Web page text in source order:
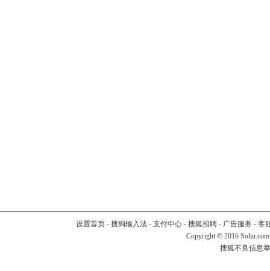
设置首页- 搜狗输入法- 支付中心- 搜狐招聘- 广告服务 - 客
Copyright © 2016
搜狐不良信息